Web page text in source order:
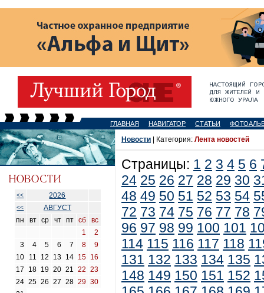
ГЛАВНАЯ НАВИГАТОР СТАТЬИ
<< 2026
<<
АВГУСТ
пн
вт ср чт пт сб
вс
1
2
3
4 5 6 7 8
9
10
11 12 13 14 15 16
17
18 19 20 21 22
23
24 25 26 27 28 29 30
Новости | Категория: Лента новостей
Страницы: 1 2 3 4 5 6
24 25 26 27 28 29 30
48 49 50 51 52 53 54
72 73 74 75 76 77 78
96 97 98 99 100 101
114 115 116 117 118
131 132 133 134 135
148 149 150 151 152